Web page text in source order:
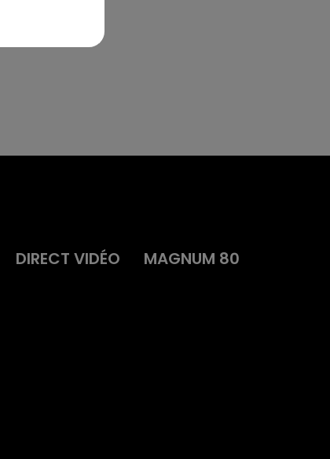
DIRECT VIDÉO
MAGNUM 80